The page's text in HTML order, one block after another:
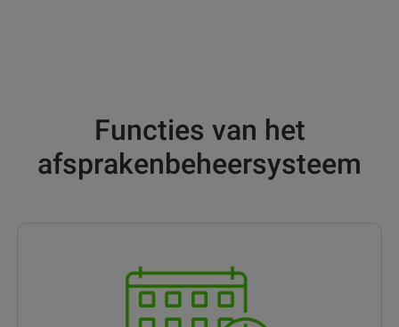
Functies van het
afsprakenbeheersysteem